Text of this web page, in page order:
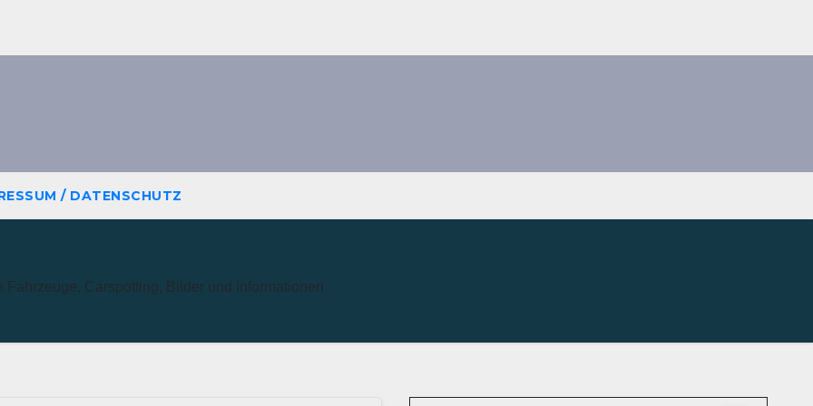
/ DATENSCHUTZ
Carspotting, Bilder und Informationen